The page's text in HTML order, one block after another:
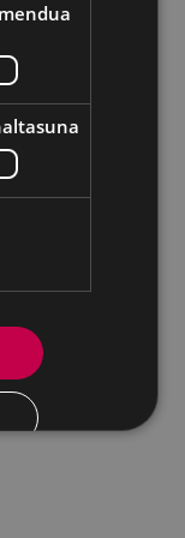
Eibar
943 70 84 40